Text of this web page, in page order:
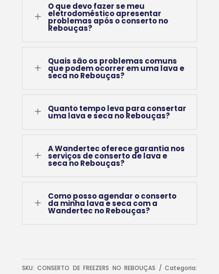
L
O que devo fazer se meu
eletrodoméstico apresentar
problemas após o conserto no
Rebouças?
L
Quais são os problemas comuns
que podem ocorrer em uma lava e
seca no Rebouças?
L Quanto tempo leva para consertar
uma lava e seca no Rebouças?
L
A Wandertec oferece garantia nos
serviços de conserto de lava e
seca no Rebouças?
L
Como posso agendar o conserto
da minha lava e seca com a
Wandertec no Rebouças?
SKU:CONSERTO DE FREEZERS NO REBOUÇAS
Categoria: